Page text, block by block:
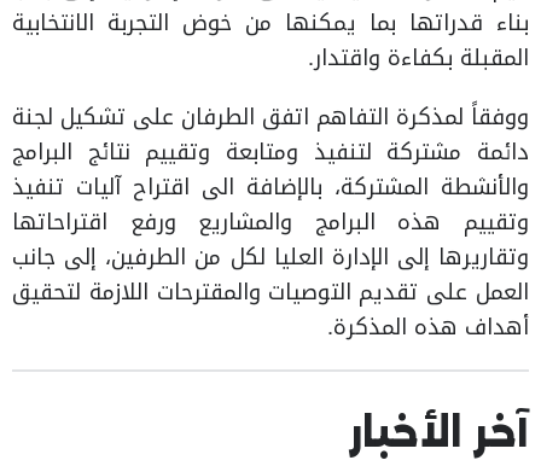
بناء قدراتها بما يمكنها من خوض التجربة الانتخابية
المقبلة بكفاءة واقتدار.
ووفقاً لمذكرة التفاهم اتفق الطرفان على تشكيل لجنة
دائمة مشتركة لتنفيذ ومتابعة وتقييم نتائج البرامج
والأنشطة المشتركة، بالإضافة الى اقتراح آليات تنفيذ
وتقييم هذه البرامج والمشاريع ورفع اقتراحاتها
وتقاريرها إلى الإدارة العليا لكل من الطرفين، إلى جانب
العمل على تقديم التوصيات والمقترحات اللازمة لتحقيق
أهداف هذه المذكرة.
آخر الأخبار